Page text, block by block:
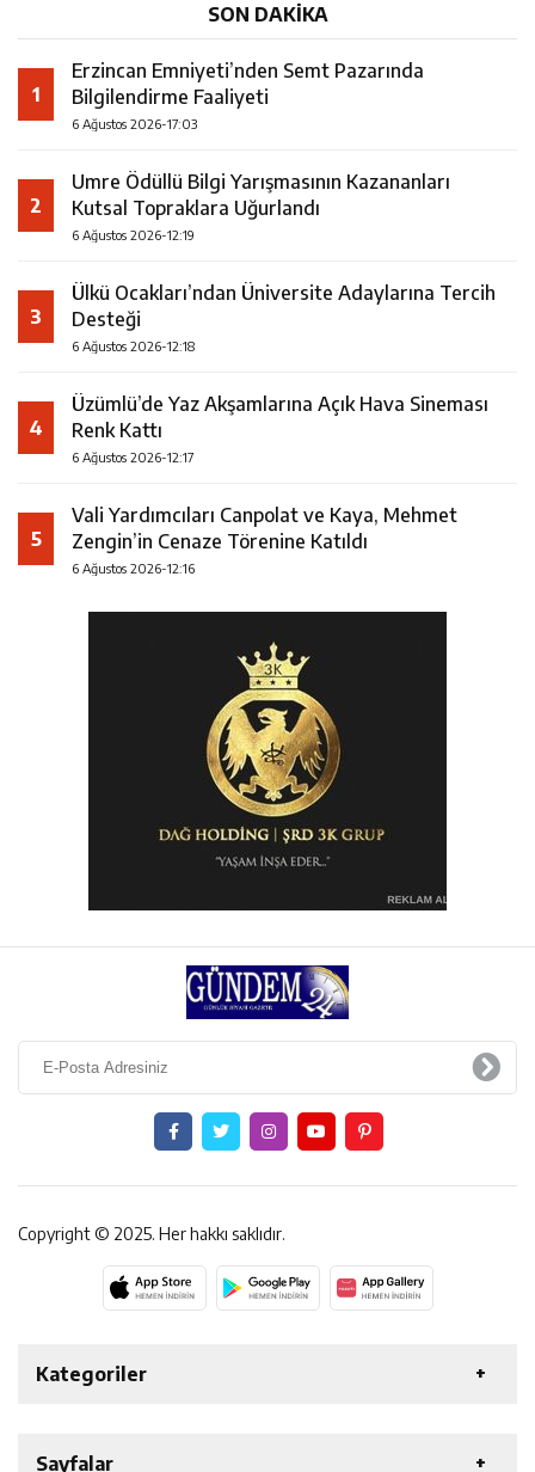
SON DAKİKA
1
Erzincan Emniyeti’nden Semt Pazarında
Bilgilendirme Faaliyeti
6 Ağustos 2026-17:03
2
Umre Ödüllü Bilgi Yarışmasının Kazananları
Kutsal Topraklara Uğurlandı
6 Ağustos 2026-12:19
3
Ülkü Ocakları’ndan Üniversite Adaylarına Tercih
Desteği
6 Ağustos 2026-12:18
4
Üzümlü’de Yaz Akşamlarına Açık Hava Sineması
Renk Kattı
6 Ağustos 2026-12:17
5
Vali Yardımcıları Canpolat ve Kaya, Mehmet
Zengin’in Cenaze Törenine Katıldı
6 Ağustos 2026-12:16
Copyright © 2025. Her hakkı saklıdır.
Kategoriler
EKONOMİ
Sayfalar